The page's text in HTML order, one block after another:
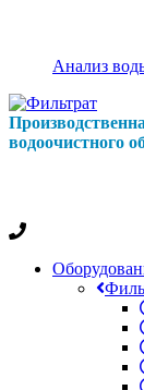
Анализ
водоочистного